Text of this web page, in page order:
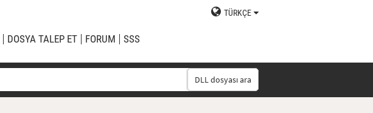
TÜRKÇE
DOSYA TALEP ET FORUM SSS
DLL dosyası ara